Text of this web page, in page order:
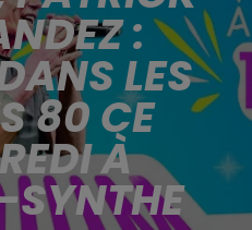
:
LES
80 CE
À
SYNTHE